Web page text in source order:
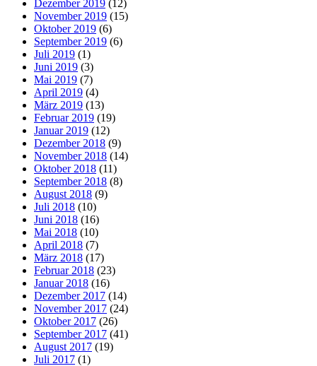
Dezember 2019 (12)
November 2019 (15)
Oktober 2019 (6)
September 2019 (6)
Juli 2019 (1)
Juni 2019 (3)
Mai 2019 (7)
April 2019 (4)
März 2019 (13)
Februar 2019 (19)
Januar 2019 (12)
Dezember 2018 (9)
November 2018 (14)
Oktober 2018 (11)
September 2018 (8)
August 2018 (9)
Juli 2018 (10)
Juni 2018 (16)
Mai 2018 (10)
April 2018 (7)
März 2018 (17)
Februar 2018 (23)
Januar 2018 (16)
Dezember 2017 (14)
November 2017 (24)
Oktober 2017 (26)
September 2017 (41)
August 2017 (19)
Juli 2017 (1)